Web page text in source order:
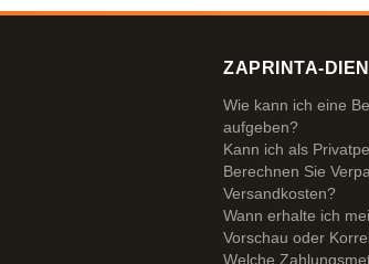
ZAPRINTA-
Wie kann ich eine
aufgeben?
Kann ich als
Berechnen Sie
Versandkosten?
Wann erhalte ich
Vorschau oder
Welche